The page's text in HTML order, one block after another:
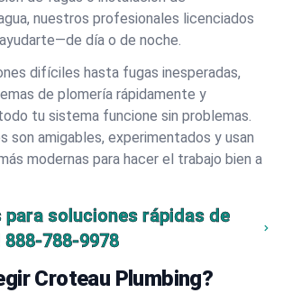
nuestros profesionales licenciados
día o de noche.
difíciles hasta fugas inesperadas,
de plomería rápidamente y
tu sistema funcione sin problemas.
son amigables, experimentados y usan
modernas para hacer el trabajo bien a
para soluciones rápidas de
888-788-9978
Croteau Plumbing?